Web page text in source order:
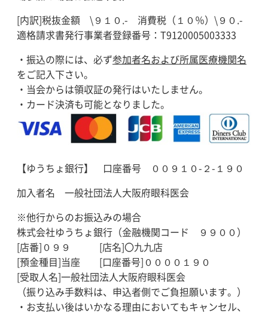
[内訳]税抜金額 \９１０.- 消費税（１０％）\９０.-
適格請求書発行事業者登録番号：T9120005003333
・振込の際には、必ず参加者名および所属医療機関名
をご記入下さい。
・当会からは領収証の発行はいたしません。
・カード決済も可能となりました。
【ゆうちょ銀行】 口座番号 ００９１０-２-１９０
加入者名 一般社団法人大阪府眼科医会
※他行からのお振込みの場合
株式会社ゆうちょ銀行（金融機関コード ９９００）
[店番]０９９ [店名]〇九九店
[預金種目]当座 [口座番号]００００１９０
[受取人名]一般社団法人大阪府眼科医会
（振り込み手数料は、申込者側でご負担願います。）
・お支払い後はいかなる理由においてもキャンセル、